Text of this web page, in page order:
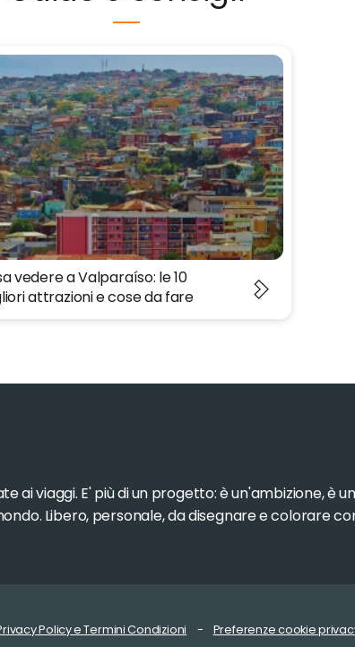
vedere a Valparaíso: le 10
attrazioni e cose da fare
ai viaggi. E' più di un progetto: è un'ambizione, è
Libero, personale, da disegnare e colorare
Policy e Termini Condizioni - Preferenze cookie